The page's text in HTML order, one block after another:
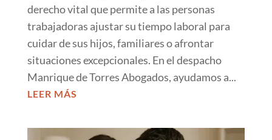
derecho vital que permite a las personas
trabajadoras ajustar su tiempo laboral para
cuidar de sus hijos, familiares o afrontar
situaciones excepcionales. En el despacho
Manrique de Torres Abogados, ayudamos a...
LEER MÁS